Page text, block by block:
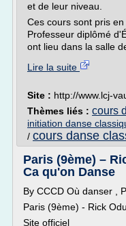
et de leur niveau.
Ces cours sont pris
Professeur diplômé
ont lieu dans la salle
Lire la suite
Site : http://www.lcj-
Thèmes liés : cours
initiation danse
/ cours danse
Paris (9ème) –
Ca qu'on Danse
By CCCD Où danser ,
Paris (9ème) - Rick
Site officiel